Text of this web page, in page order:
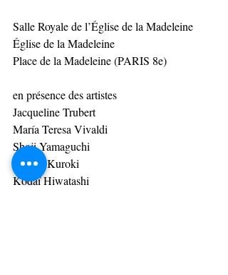
Salle Royale de l’Église de la Madeleine
Église de la Madeleine
Place de la Madeleine (PARIS 8e)
en présence des artistes
Jacqueline Trubert
María Teresa Vivaldi
Shoji Yamaguchi
Shigéo Kuroki
Kodaï Hiwatashi